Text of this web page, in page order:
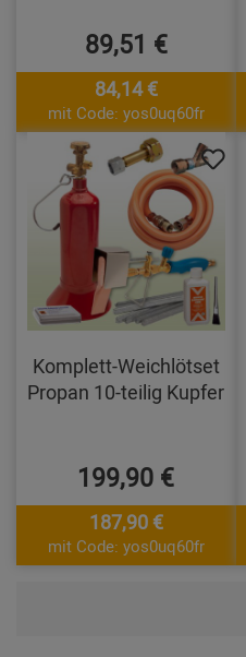
89,51 €
84,14 €
mit Code: yos0uq60fr
Komplett-Weichlötset
Propan 10-teilig Kupfer
199,90 €
187,90 €
mit Code: yos0uq60fr